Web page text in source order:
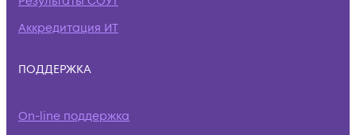
Аккредитация ИТ
ПОДДЕРЖКА
On-line поддержка